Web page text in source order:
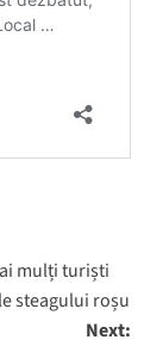
mulți turiști
steagului roșu
Next: